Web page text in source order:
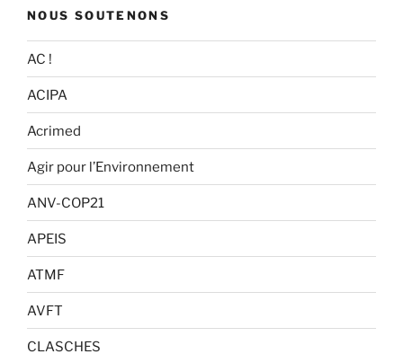
NOUS SOUTENONS
AC !
ACIPA
Acrimed
Agir pour l’Environnement
ANV-COP21
APEIS
ATMF
AVFT
CLASCHES